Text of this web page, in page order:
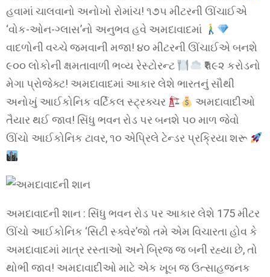
હવામાં ચાલવાનો અનોખો રોમાંચ! ૧૭૫ મીટરની ઊંચાઈએ
‘વોક-ઓન-ગ્લાસ’નો અનુભવ હવે અમદાવાદમાં
વાદળોની વચ્ચે જમવાની મજા! ૪૦ મીટરની ઊંચાઈએ બનશે
૯૦૦ લોકોની ક્ષમતાવાળી ભવ્ય રેસ્ટોરન્ટ
₹૫૯૨ કરોડનો
મેગા પ્રોજેક્ટ! અમદાવાદમાં આકાર લેશે ભારતનું સૌથી
અનોખું આઈકોનિક વર્ટિકલ સ્ટ્રક્ચર
અમદાવાદીઓ
તૈયાર થઈ જાવ! સિંધુ ભવન રોડ પર બનશે ૫૦ માળ જેવો
ઊંચો આઈકોનિક ટાવર, ૧૦ એપ્રિલે ટેન્ડર પ્રક્રિયા શરૂ
અમદાવાદની શાન : સિંધુ ભવન રોડ પર આકાર લેશે 175 મીટર
ઊંચો આઈકોનિક ‘સિટી સ્ક્વેર’જો તમે એમ વિચારતા હોવ કે
અમદાવાદમાં માત્ર રસ્તાઓ અને બ્રિજ જ બની રહ્યા છે, તો
થોભી જાવ! અમદાવાદીઓ માટે એક ખૂબ જ ઉત્સાહજનક